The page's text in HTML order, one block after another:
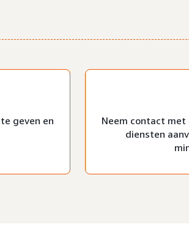
geven en
Neem contact met
diensten